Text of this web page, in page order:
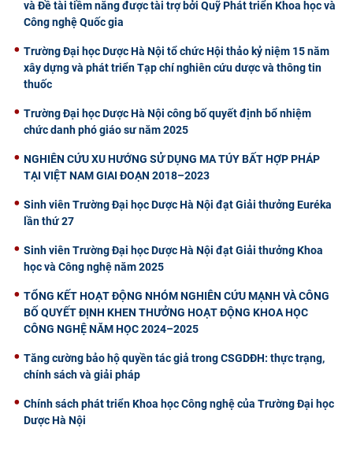
và Đề tài tiềm năng được tài trợ bởi Quỹ Phát triển Khoa học và
Công nghệ Quốc gia
Trường Đại học Dược Hà Nội tổ chức Hội thảo kỷ niệm 15 năm
xây dựng và phát triển Tạp chí nghiên cứu dược và thông tin
thuốc
Trường Đại học Dược Hà Nội công bố quyết định bổ nhiệm
chức danh phó giáo sư năm 2025
NGHIÊN CỨU XU HƯỚNG SỬ DỤNG MA TÚY BẤT HỢP PHÁP
TẠI VIỆT NAM GIAI ĐOẠN 2018–2023
Sinh viên Trường Đại học Dược Hà Nội đạt Giải thưởng Euréka
lần thứ 27
Sinh viên Trường Đại học Dược Hà Nội đạt Giải thưởng Khoa
học và Công nghệ năm 2025
TỔNG KẾT HOẠT ĐỘNG NHÓM NGHIÊN CỨU MẠNH VÀ CÔNG
BỐ QUYẾT ĐỊNH KHEN THƯỞNG HOẠT ĐỘNG KHOA HỌC
CÔNG NGHỆ NĂM HỌC 2024–2025
Tăng cường bảo hộ quyền tác giả trong CSGDĐH: thực trạng,
chính sách và giải pháp
Chính sách phát triển Khoa học Công nghệ của Trường Đại học
Dược Hà Nội